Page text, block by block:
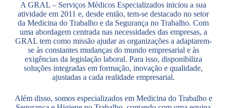
A GRAL – Serviços Médicos Especializados iniciou a sua
atividade em 2011 e, desde então, tem-se destacado no setor
da Medicina do Trabalho e da Segurança no Trabalho. Com
uma abordagem centrada nas necessidades das empresas, a
GRAL tem como missão ajudar as organizações a adaptarem-
se às constantes mudanças do mundo empresarial e às
exigências da legislação laboral. Para isso, disponibiliza
soluções integradas em formação, inovação e qualidade,
ajustadas a cada realidade empresarial.
Além disso, somos especializados em Medicina do Trabalho e